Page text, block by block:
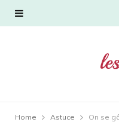
Home Astuce